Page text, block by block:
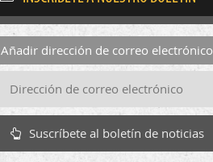
Añadir dirección de correo electrónico
Suscríbete al boletín de noticias